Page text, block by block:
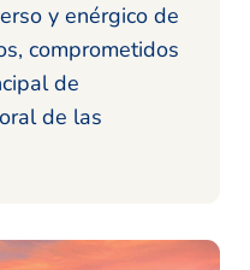
y enérgico de
comprometidos
de
de las